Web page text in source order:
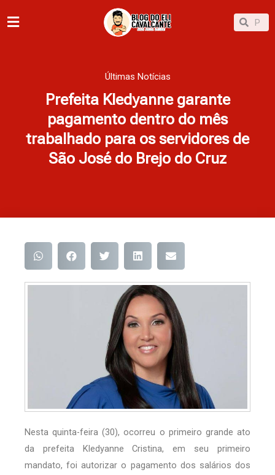
para
Pesquisar
Últimas Notícias
Prefeita Kledyanne garante
pagamento dentro do mês
trabalhado para os servidores de
São José do Brejo do Cruz
Nesta quinta-feira (30), ocorreu o primeiro grande ato
da prefeita Kledyanne Cristina, em seu primeiro
mandato, foi autorizar o pagamento dos salários dos